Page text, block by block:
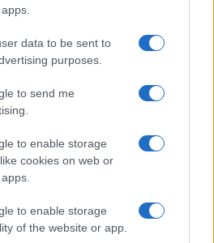
data to be sent to
purposes.
to send me
to enable storage
cookies on web or
to enable storage
of the website or app.
Črna na Koroškem
Podvelka
Novice
napoved
sonce